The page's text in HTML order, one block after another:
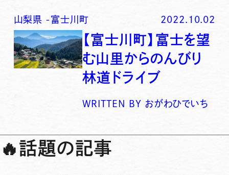
山梨県 -富士川町 2022.10.02
【富士川町】富士を望
む山里からのんびり
林道ドライブ
WRITTEN BY おがわひでいち
🔥話題の記事